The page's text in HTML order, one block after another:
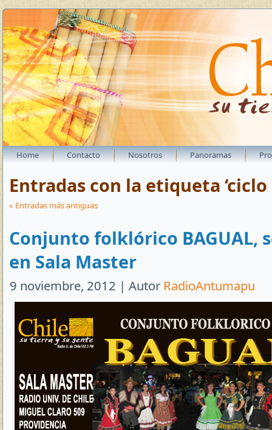
Home Contacto Nosotros Panoramas
Entradas con la etiqueta ‘ciclo
« Entradas más antiguas
Conjunto folklórico BAGUAL,
en Sala Master
9 noviembre, 2012 | Autor RadioAntumapu